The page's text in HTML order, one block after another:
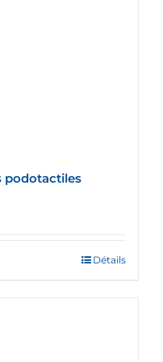
podotactiles
Détails